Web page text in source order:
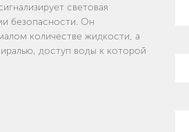
световая
безопасности. Он
количестве жидкости, а
доступ воды к которой